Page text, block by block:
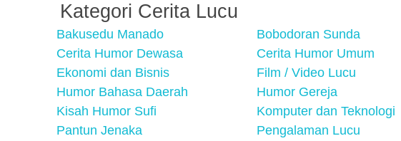
Kategori Cerita Lucu
Bakusedu Manado Bobodoran Sunda
Cerita Humor Dewasa
Cerita Humor Umum
Ekonomi dan Bisnis
Film / Video Lucu
Humor Bahasa Daerah
Humor Gereja
Kisah Humor Sufi
Komputer dan Teknologi
Pantun Jenaka
Pengalaman Lucu